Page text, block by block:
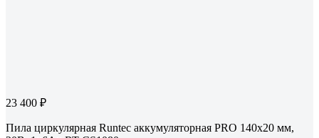
23 400 ₽
Пила циркулярная Runtec аккумуляторная PRO 140х20 мм,